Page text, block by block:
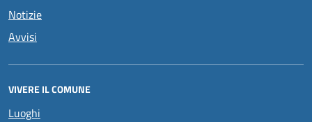
Notizie
Avvisi
VIVERE IL COMUNE
Luoghi